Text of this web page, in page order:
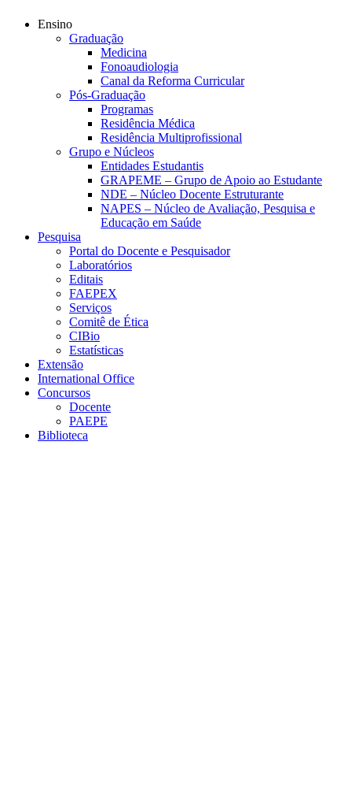
Ensino
Graduação
Medicina
Fonoaudiologia
Canal da Reforma Curricular
Pós-Graduação
Programas
Residência Médica
Residência Multiprofissional
Grupo e Núcleos
Entidades Estudantis
GRAPEME – Grupo de Apoio ao Estudante
NDE – Núcleo Docente Estruturante
NAPES – Núcleo de Avaliação, Pesquisa e
Educação em Saúde
Pesquisa
Portal do Docente e Pesquisador
Laboratórios
Editais
FAEPEX
Serviços
Comitê de Ética
CIBio
Estatísticas
Extensão
International Office
Concursos
Docente
PAEPE
Biblioteca